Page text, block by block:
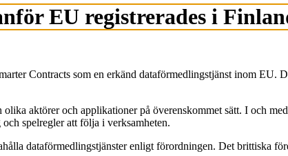
EU registrerades i
Contracts som en erkänd dataförmedlingstjänst inom EU.
aktörer och applikationer på överenskommet sätt. I och
spelregler att följa i verksamheten.
dataförmedlingstjänster enligt förordningen. Det brittiska